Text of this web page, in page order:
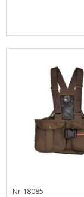
Nr 18085